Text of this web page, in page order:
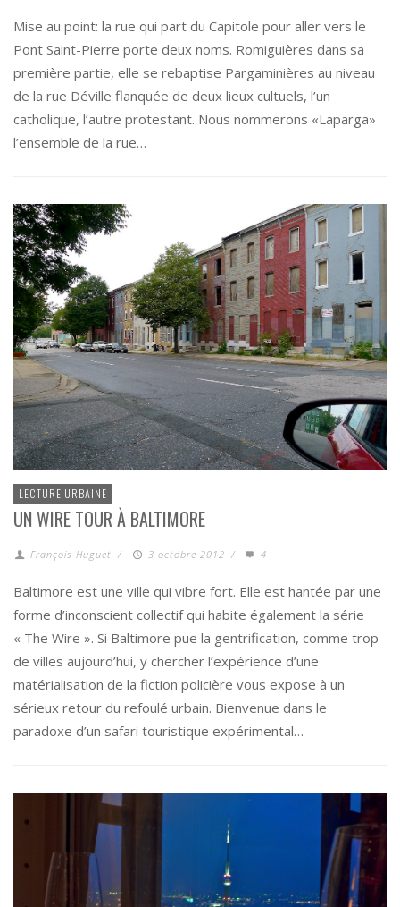
Mise au point: la rue qui part du Capitole pour aller vers le
Pont Saint-Pierre porte deux noms. Romiguières dans sa
première partie, elle se rebaptise Pargaminières au niveau
de la rue Déville flanquée de deux lieux cultuels, l’un
catholique, l’autre protestant. Nous nommerons «Laparga»
l’ensemble de la rue…
LECTURE URBAINE
UN WIRE TOUR À BALTIMORE
François Huguet / 3 octobre 2012 / 4
Baltimore est une ville qui vibre fort. Elle est hantée par une
forme d’inconscient collectif qui habite également la série
« The Wire ». Si Baltimore pue la gentrification, comme trop
de villes aujourd’hui, y chercher l’expérience d’une
matérialisation de la fiction policière vous expose à un
sérieux retour du refoulé urbain. Bienvenue dans le
paradoxe d’un safari touristique expérimental…